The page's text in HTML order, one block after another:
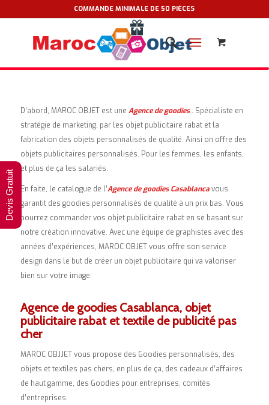
COMMANDE MINIMALE DE 50 PIÈCES
D’abord, MAROC OBJET est une Agence de goodies. Spécialiste en
stratégie de marketing, par les objet publicitaire rabat et la
fabrication des objets personnalisés de qualité. Ainsi on offre des
objets publicitaires personnalisés. Pour les femmes, les enfants,
et plus de ça les salariés.
En faite, le catalogue de l’Agence de goodies Casablancavous
garantit des goodies personnalisés de qualité à un prix bas. Vous
pourrez commander vos objet publicitaire rabat en se basant sur
notre création innovative. Avec une équipe de graphistes avec des
années d’expériences, MAROC OBJET vous offre son service
design dans le but de créer un objet publicitaire qui va valoriser
bien sur votre image.
Agence de goodies Casablanca, objet
publicitaire rabat et textile de publicité pas
cher
MAROC OBJJET vous propose des Goodies personnalisés, des
objets et textiles pas chers, en plus de ça, des cadeaux d’affaires
de haut gamme, des Goodies pour entreprises, comités
d’entreprises.
Devis Gratuit